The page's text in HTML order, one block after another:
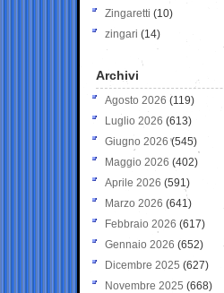
Zingaretti (10)
zingari (14)
Archivi
Agosto 2026 (119)
Luglio 2026 (613)
Giugno 2026 (545)
Maggio 2026 (402)
Aprile 2026 (591)
Marzo 2026 (641)
Febbraio 2026 (617)
Gennaio 2026 (652)
Dicembre 2025 (627)
Novembre 2025 (668)